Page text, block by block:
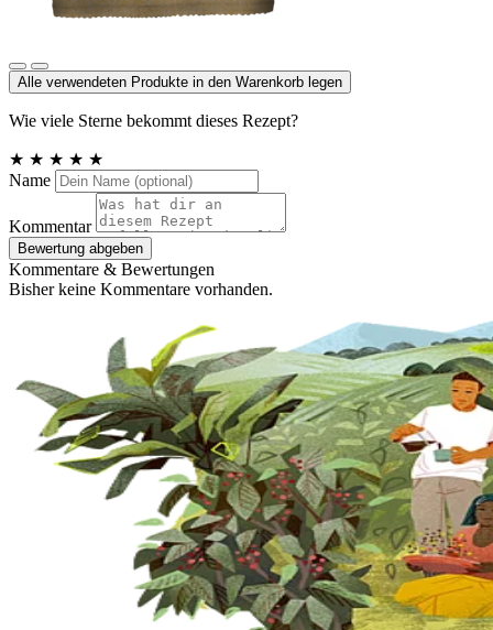
Alle verwendeten Produkte in den Warenkorb legen
Wie viele Sterne bekommt dieses Rezept?
★ ★ ★ ★ ★
Name
Kommentar
Bewertung abgeben
Kommentare & Bewertungen
Bisher keine Kommentare vorhanden.